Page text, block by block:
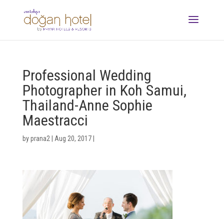
Professional Wedding
Photographer in Koh Samui,
Thailand-Anne Sophie
Maestracci
byprana2 Aug 20, 2017|